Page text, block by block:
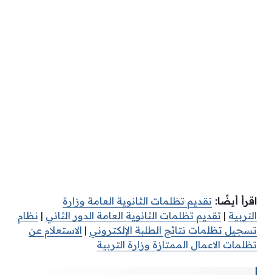
اقرأ أيضًا: تقديم تظلمات الثانوية العامة وزارة
التربية | تقديم تظلمات الثانوية العامة الدور الثاني | نظام
تسجيل تظلمات نتائج الطلبة الإلكتروني | الاستعلام عن
تظلمات الاعمال الممتازة وزارة التربية